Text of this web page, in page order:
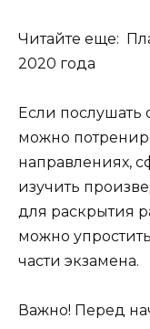
Читайте еще:
2020 года
Если послушать
можно
направлениях,
изучить
для раскрытия
можно
части экзамена.
Важно! Перед